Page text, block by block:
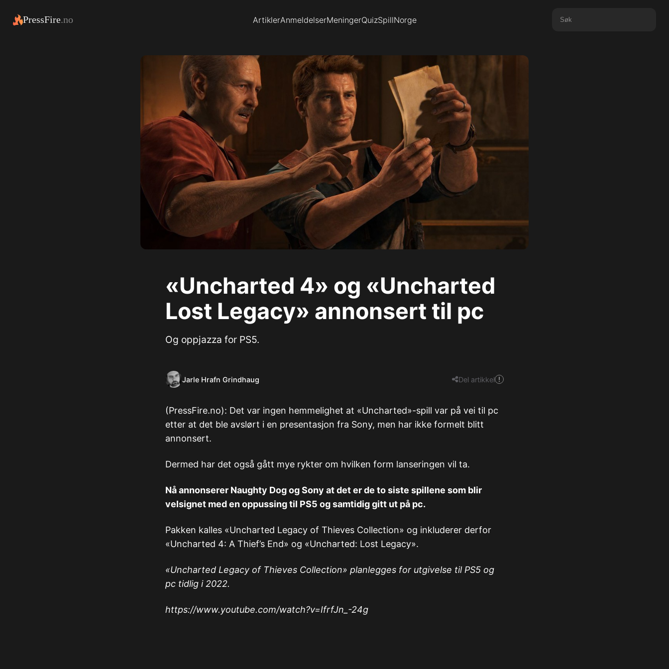
PressFire.no ArtiklerAnmeldelserMeningerQuizSpillNorge
«Uncharted 4» og «Uncharted
Lost Legacy» annonsert til pc
Og oppjazza for PS5.
Jarle Hrafn Grindhaug Del artikkel
​(PressFire.no): Det var ingen hemmelighet at «Uncharted»-spill var på vei til pc
etter at det ble avslørt i en presentasjon fra Sony, men har ikke formelt blitt
annonsert.
Dermed har det også gått mye rykter om hvilken form lanseringen vil ta.
Nå annonserer Naughty Dog og Sony at det er de to siste spillene som blir
velsignet med en oppussing til PS5 og samtidig gitt ut på pc.
Pakken kalles «Uncharted Legacy of Thieves Collection» og inkluderer derfor
«Uncharted 4: A Thief’s End» og «Uncharted: Lost Legacy».
«Uncharted Legacy of Thieves Collection» planlegges for utgivelse til PS5 og
pc tidlig i 2022.
https://www.youtube.com/watch?v=IfrfJn_-24g